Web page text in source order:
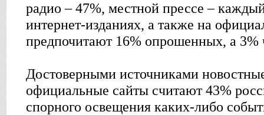
радио – 47%, местной прессе –
интернет-изданиях, а также на
предпочитают 16% опрошенных, а 3%
Достоверными источниками
официальные сайты считают 43%
спорного освещения каких-либо